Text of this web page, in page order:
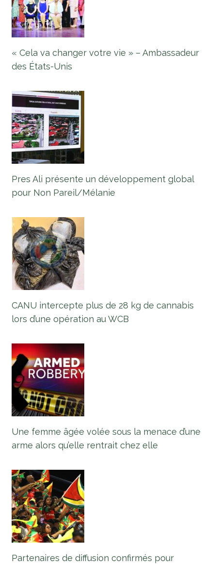
« Cela va changer votre vie » – Ambassadeur
des États-Unis
Pres Ali présente un développement global
pour Non Pareil/Mélanie
CANU intercepte plus de 28 kg de cannabis
lors d’une opération au WCB
Une femme âgée volée sous la menace d’une
arme alors qu’elle rentrait chez elle
Partenaires de diffusion confirmés pour